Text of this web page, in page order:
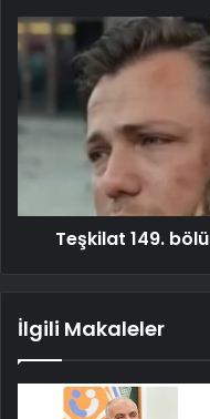
Teşkilat 149.
İlgili Makaleler